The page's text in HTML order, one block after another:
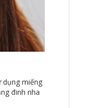
dụng miếng
đinh nha